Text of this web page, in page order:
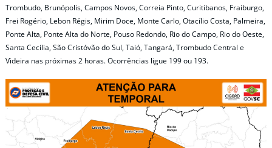
Trombudo, Brunópolis, Campos Novos, Correia Pinto, Curitibanos, Fraiburgo,
Frei Rogério, Lebon Régis, Mirim Doce, Monte Carlo, Otacílio Costa, Palmeira,
Ponte Alta, Ponte Alta do Norte, Pouso Redondo, Rio do Campo, Rio do Oeste,
Santa Cecília, São Cristóvão do Sul, Taió, Tangará, Trombudo Central e
Videira nas próximas 2 horas. Ocorrências ligue 199 ou 193.